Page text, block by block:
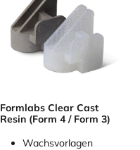
Formlabs Clear Cast
Resin (Form 4 / Form 3)
Wachsvorlagen